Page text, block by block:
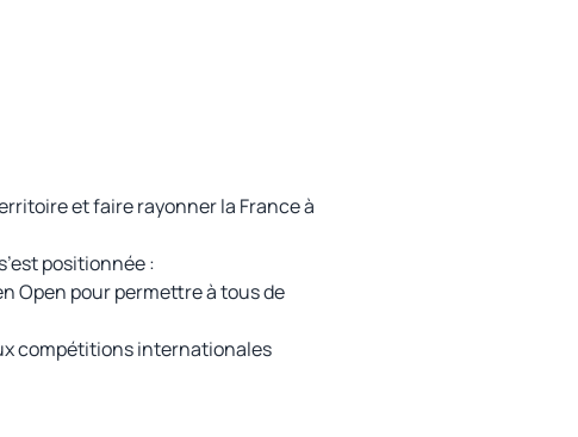
et faire rayonner la France à
positionnée :
Open pour permettre à tous de
compétitions internationales